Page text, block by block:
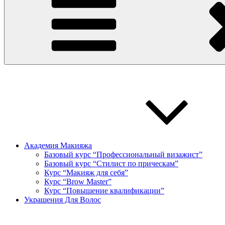
Академия Макияжа
Базовый курс “Профессиональный визажист”
Базовый курс “Стилист по прическам”
Курс “Макияж для себя”
Курс “Brow Master”
Курс “Повышение квалификации”
Украшения Для Волос